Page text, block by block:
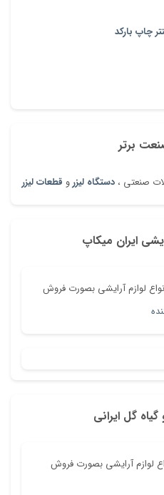
چاپ بارکد
برتر
صنعتی ، دستگاه لیزرو قطعات لیزر
ایران میکاپ
انواع لوازم آرایشی بصورت فروش
گل ایرانی
لوازم آرایشی بصورت فروش